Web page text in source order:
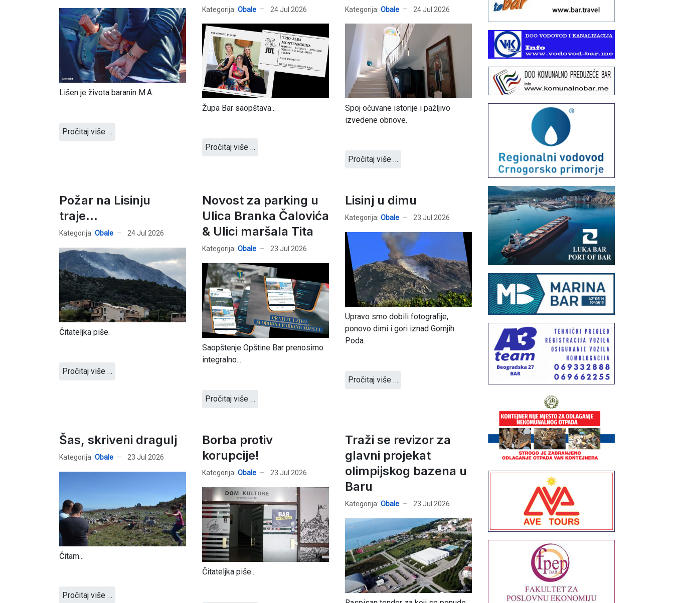
Lišen je života baranin M.A.
Pročitaj više …
Kategorija: Obale 24 Jul 2026
Župa Bar saopštava...
Pročitaj više …
Kategorija: Obale 24 Jul 2026
Spoj očuvane istorije i pažljivo
izvedene obnove.
Pročitaj više …
Požar na Lisinju
traje...
Kategorija: Obale 24 Jul 2026
Čitateljka piše.
Pročitaj više …
Novost za parking u
Ulica Branka Čalovića
& Ulici maršala Tita
Kategorija: Obale 23 Jul 2026
Saopštenje Opštine Bar prenosimo
integralno...
Pročitaj više …
Lisinj u dimu
Kategorija: Obale 23 Jul 2026
Upravo smo dobili fotografije,
ponovo dimi i gori iznad Gornjih
Poda.
Pročitaj više …
Šas, skriveni dragulj
Kategorija: Obale 23 Jul 2026
Čitam...
Pročitaj više …
Borba protiv
korupcije!
Kategorija: Obale 23 Jul 2026
Čitateljka piše...
Traži se revizor za
glavni projekat
olimpijskog bazena u
Baru
Kategorija: Obale 23 Jul 2026